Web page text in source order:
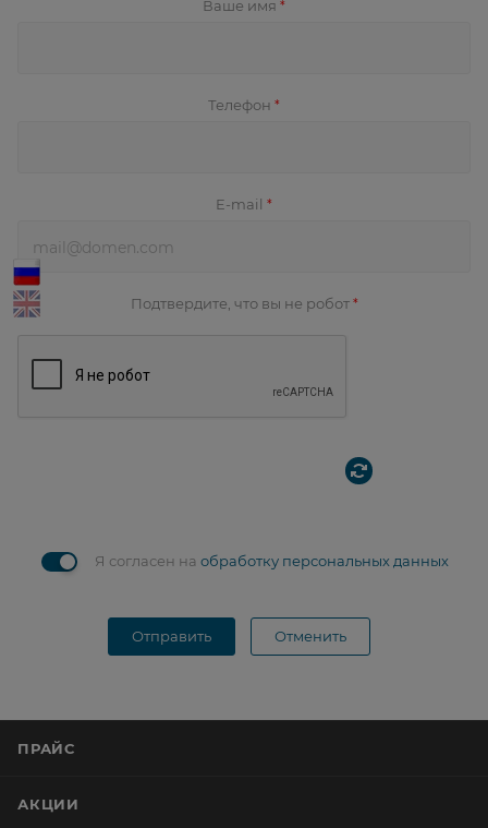
Ваше имя *
Телефон *
E-mail *
Подтвердите, что вы не робот *
Я согласен на обработку персональных данных
Отправить Отменить
ПРАЙС
АКЦИИ